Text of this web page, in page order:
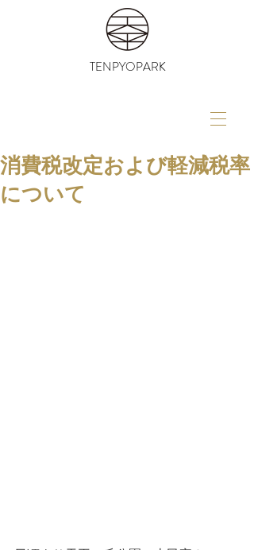
TENPYOPARK
消費税改定および軽減税率
について